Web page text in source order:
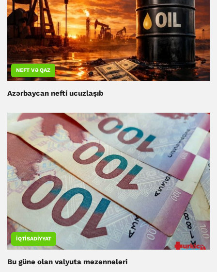
NEFT VƏ QAZ
Azərbaycan nefti ucuzlaşıb
İQTISADIYYAT
Bu günə olan valyuta məzənnələri